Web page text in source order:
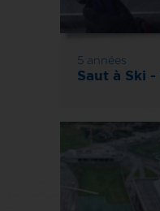
5 années
Saut à Ski